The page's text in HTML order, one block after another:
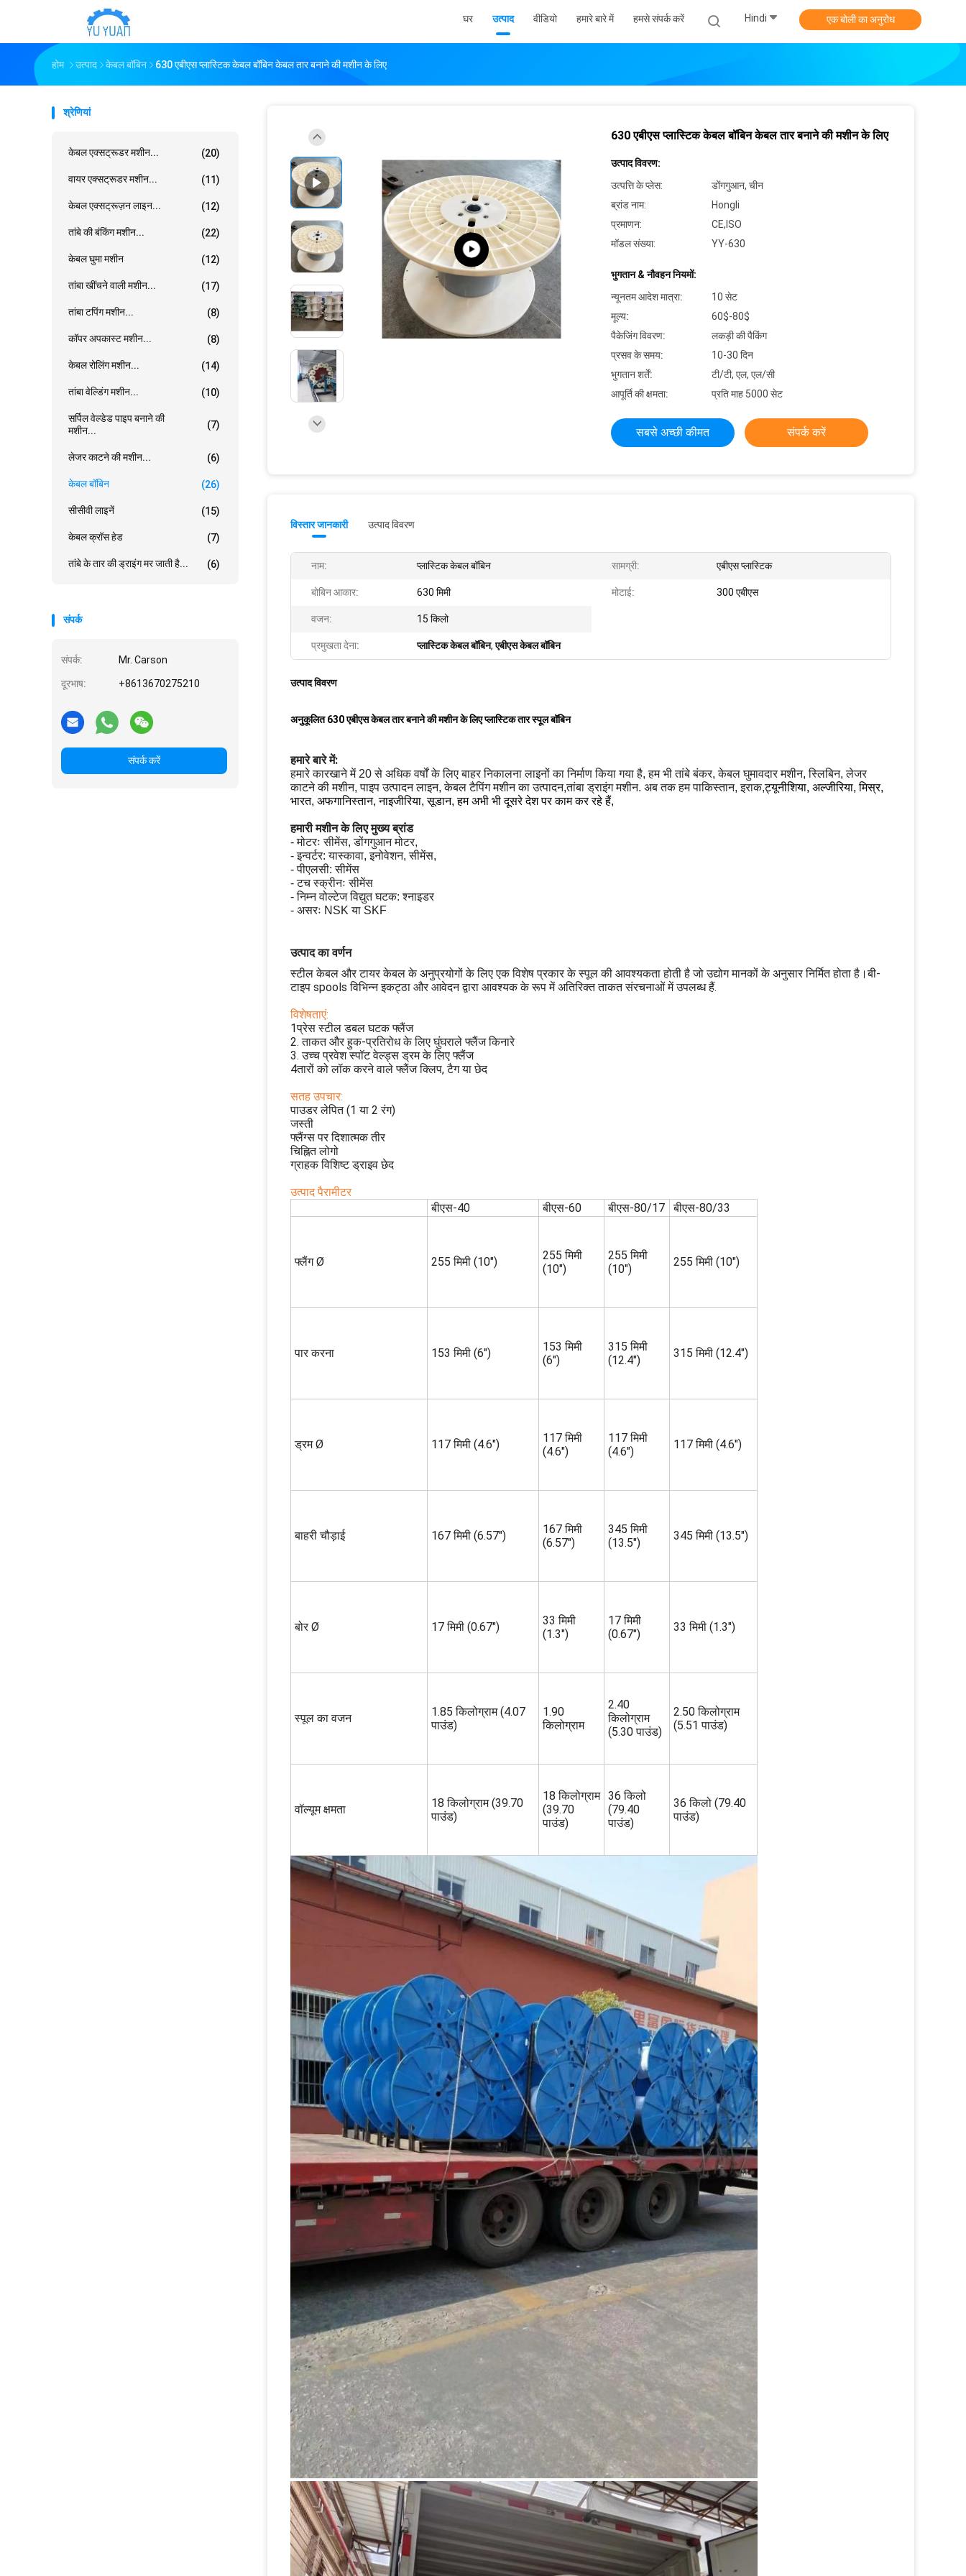
घर उत्पाद वीडियो हमारे बारे में हमसे संपर्क करें Hindi एक बोली का अनुरोध
होम उत्पाद केबल बॉबिन 630 एबीएस प्लास्टिक केबल बॉबिन केबल तार बनाने की मशीन के लिए
श्रेणियां
केबल एक्सट्रूडर मशीन... (20)
वायर एक्सट्रूडर मशीन... (11)
केबल एक्सट्रूज़न लाइन... (12)
तांबे की बंकिंग मशीन... (22)
केबल घुमा मशीन (12)
तांबा खींचने वाली मशीन... (17)
तांबा टपिंग मशीन... (8)
कॉपर अपकास्ट मशीन... (8)
केबल रोलिंग मशीन... (14)
तांबा वेल्डिंग मशीन... (10)
सर्पिल वेल्डेड पाइप बनाने की
मशीन...
(7)
लेजर काटने की मशीन... (6)
केबल बॉबिन (26)
सीसीवी लाइनें (15)
केबल क्रॉस हेड (7)
तांबे के तार की ड्राइंग मर जाती है... (6)
संपर्क
संपर्क: Mr. Carson
दूरभाष: +8613670275210
संपर्क करें
630 एबीएस प्लास्टिक केबल बॉबिन केबल तार बनाने की मशीन के लिए
उत्पाद विवरण:
उत्पत्ति के प्लेस:
डोंगगुआन, चीन
ब्रांड नाम:
Hongli
प्रमाणन:
CE,ISO
मॉडल संख्या:
YY-630
भुगतान & नौवहन नियमों:
न्यूनतम आदेश मात्रा:
10 सेट
मूल्य:
60$-80$
पैकेजिंग विवरण:
लकड़ी की पैकिंग
प्रसव के समय:
10-30 दिन
भुगतान शर्तें:
टी/टी, एल, एल/सी
आपूर्ति की क्षमता:
प्रति माह 5000 सेट
सबसे अच्छी कीमत संपर्क करें
विस्तार जानकारी उत्पाद विवरण
नाम: प्लास्टिक केबल बॉबिन सामग्री: एबीएस प्लास्टिक
बोबिन आकार: 630 मिमी मोटाई: 300 एबीएस
वजन: 15 किलो
प्रमुखता देना: प्लास्टिक केबल बॉबिन,एबीएस केबल बॉबिन
उत्पाद विवरण
अनुकूलित 630 एबीएस केबल तार बनाने की मशीन के लिए प्लास्टिक तार स्पूल बॉबिन
हमारे बारे में:
हमारे कारखाने में 20 से अधिक वर्षों के लिए बाहर निकालना लाइनों का निर्माण किया गया है, हम भी तांबे बंकर, केबल घुमावदार मशीन, स्लिबिन, लेजर
काटने की मशीन, पाइप उत्पादन लाइन, केबल टैपिंग मशीन का उत्पादन,तांबा ड्राइंग मशीन. अब तक हम पाकिस्तान, इराक,ट्यूनीशिया, अल्जीरिया, मिस्र,
भारत, अफगानिस्तान, नाइजीरिया, सूडान, हम अभी भी दूसरे देश पर काम कर रहे हैं,
हमारी मशीन के लिए मुख्य ब्रांड
- मोटरः सीमेंस, डोंगगुआन मोटर,
- इन्वर्टर: यास्कावा, इनोवेशन, सीमेंस,
- पीएलसी: सीमेंस
- टच स्क्रीनः सीमेंस
- निम्न वोल्टेज विद्युत घटक: श्नाइडर
- असरः NSK या SKF
उत्पाद का वर्णन
स्टील केबल और टायर केबल के अनुप्रयोगों के लिए एक विशेष प्रकार के स्पूल की आवश्यकता होती है जो उद्योग मानकों के अनुसार निर्मित होता है।बी-
टाइप spools विभिन्न इकट्ठा और आवेदन द्वारा आवश्यक के रूप में अतिरिक्त ताकत संरचनाओं में उपलब्ध हैं.
विशेषताएं:
1प्रेस स्टील डबल घटक फ्लैंज
2. ताकत और हुक-प्रतिरोध के लिए घुंघराले फ्लैंज किनारे
3. उच्च प्रवेश स्पॉट वेल्ड्स ड्रम के लिए फ्लैंज
4तारों को लॉक करने वाले फ्लैंज क्लिप, टैग या छेद
सतह उपचार:
पाउडर लेपित (1 या 2 रंग)
जस्ती
फ्लैंग्स पर दिशात्मक तीर
चिह्नित लोगो
ग्राहक विशिष्ट ड्राइव छेद
उत्पाद पैरामीटर
बीएस-40
बीएस-60 बीएस-80/17 बीएस-80/33
फ्लैंग Ø 255 मिमी (10")
255 मिमी
(10")
255 मिमी
(10")
255 मिमी (10")
पार करना 153 मिमी (6")
153 मिमी
(6")
315 मिमी
(12.4")
315 मिमी (12.4")
ड्रम Ø 117 मिमी (4.6")
117 मिमी
(4.6")
117 मिमी
(4.6")
117 मिमी (4.6")
बाहरी चौड़ाई 167 मिमी (6.57")
167 मिमी
(6.57")
345 मिमी
(13.5")
345 मिमी (13.5")
बोर Ø 17 मिमी (0.67")
33 मिमी
(1.3")
17 मिमी
(0.67")
33 मिमी (1.3")
स्पूल का वजन
1.85 किलोग्राम (4.07
पाउंड)
1.90
किलोग्राम
2.40
किलोग्राम
(5.30 पाउंड)
2.50 किलोग्राम
(5.51 पाउंड)
वॉल्यूम क्षमता
18 किलोग्राम (39.70
पाउंड)
18 किलोग्राम
(39.70
पाउंड)
36 किलो
(79.40
पाउंड)
36 किलो (79.40
पाउंड)